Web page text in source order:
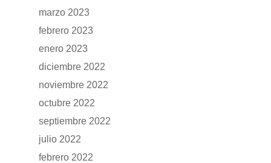
marzo 2023
febrero 2023
enero 2023
diciembre 2022
noviembre 2022
octubre 2022
septiembre 2022
julio 2022
febrero 2022